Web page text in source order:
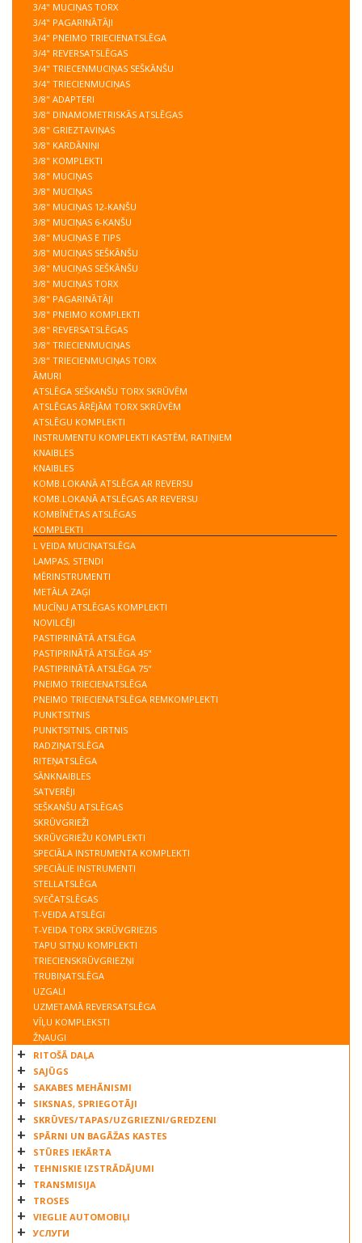
3/4" MUCIŅAS TORX
3/4" PAGARINĀTĀJI
3/4" PNEIMO TRIECIENATSLĒGA
3/4" REVERSATSLĒGAS
3/4" TRIECENMUCIŅAS SEŠKĀNŠU
3/4" TRIECIENMUCIŅAS
3/8" ADAPTERI
3/8" DINAMOMETRISKĀS ATSLĒGAS
3/8" GRIEZTAVIŅAS
3/8" KARDĀNIŅI
3/8" KOMPLEKTI
3/8" MUCIŅAS
3/8" MUCIŅAS
3/8" MUCIŅAS 12-KANŠU
3/8" MUCIŅAS 6-KANŠU
3/8" MUCIŅAS E TIPS
3/8" MUCIŅAS SEŠKĀNŠU
3/8" MUCIŅAS SEŠKĀNŠU
3/8" MUCIŅAS TORX
3/8" PAGARINĀTĀJI
3/8" PNEIMO KOMPLEKTI
3/8" REVERSATSLĒGAS
3/8" TRIECIENMUCIŅAS
3/8" TRIECIENMUCIŅAS TORX
ĀMURI
ATSLĒGA SEŠKANŠU TORX SKRŪVĒM
ATSLĒGAS ĀRĒJĀM TORX SKRŪVĒM
ATSLĒGU KOMPLEKTI
INSTRUMENTU KOMPLEKTI KASTĒM, RATIŅIEM
KNAIBLES
KNAIBLES
KOMB.LOKANĀ ATSLĒGA AR REVERSU
KOMB.LOKANĀ ATSLĒGAS AR REVERSU
KOMBĪNĒTAS ATSLĒGAS
KOMPLEKTI
L VEIDA MUCIŅATSLĒGA
LAMPAS, STENDI
MĒRINSTRUMENTI
METĀLA ZAĢI
MUCĪŅU ATSLĒGAS KOMPLEKTI
NOVILCĒJI
PASTIPRINĀTĀ ATSLĒGA
PASTIPRINĀTĀ ATSLĒGA 45"
PASTIPRINĀTĀ ATSLĒGA 75"
PNEIMO TRIECIENATSLĒGA
PNEIMO TRIECIENATSLĒGA REMKOMPLEKTI
PUNKTSITNIS
PUNKTSITNIS, CIRTNIS
RADZIŅATSLĒGA
RITEŅATSLĒGA
SĀNKNAIBLES
SATVERĒJI
SEŠKANŠU ATSLĒGAS
SKRŪVGRIEŽI
SKRŪVGRIEŽU KOMPLEKTI
SPECIĀLA INSTRUMENTA KOMPLEKTI
SPECIĀLIE INSTRUMENTI
STELLATSLĒGA
SVEČATSLĒGAS
T-VEIDA ATSLĒGI
T-VEIDA TORX SKRŪVGRIEZIS
TAPU SITŅU KOMPLEKTI
TRIECIENSKRŪVGRIEZŅI
TRUBIŅATSLĒGA
UZGALI
UZMETAMĀ REVERSATSLĒGA
VĪĻU KOMPLEKSTI
ŽŅAUGI
RITOŠĀ DAĻA
SAJŪGS
SAKABES MEHĀNISMI
SIKSNAS, SPRIEGOTĀJI
SKRŪVES/TAPAS/UZGRIEZNI/GREDZENI
SPĀRNI UN BAGĀŽAS KASTES
STŪRES IEKĀRTA
TEHNISKIE IZSTRĀDĀJUMI
TRANSMISIJA
TROSES
VIEGLIE AUTOMOBIĻI
УСЛУГИ